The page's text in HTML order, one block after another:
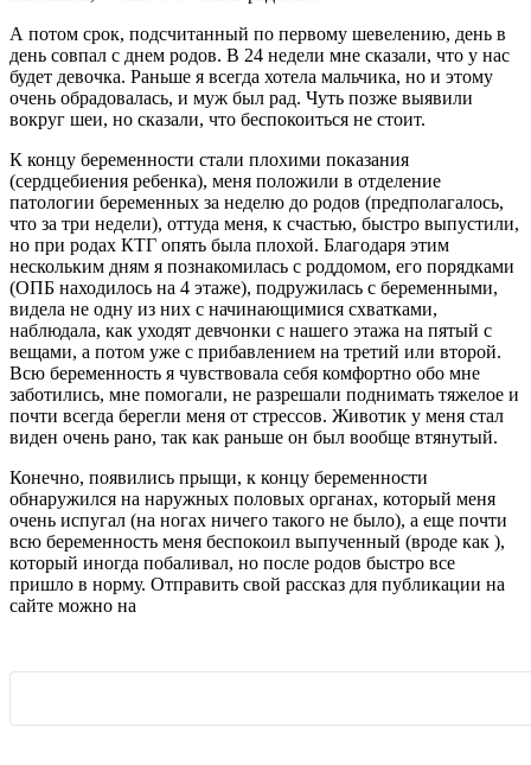
А потом срок, подсчитанный по первому шевелению, день в
день совпал с днем родов. В 24 недели мне сказали, что у нас
будет девочка. Раньше я всегда хотела мальчика, но и этому
очень обрадовалась, и муж был рад. Чуть позже выявили
вокруг шеи, но сказали, что беспокоиться не стоит.
К концу беременности стали плохими показания
(сердцебиения ребенка), меня положили в отделение
патологии беременных за неделю до родов (предполагалось,
что за три недели), оттуда меня, к счастью, быстро выпустили,
но при родах КТГ опять была плохой. Благодаря этим
нескольким дням я познакомилась с роддомом, его порядками
(ОПБ находилось на 4 этаже), подружилась с беременными,
видела не одну из них с начинающимися схватками,
наблюдала, как уходят девчонки с нашего этажа на пятый с
вещами, а потом уже с прибавлением на третий или второй.
Всю беременность я чувствовала себя комфортно обо мне
заботились, мне помогали, не разрешали поднимать тяжелое и
почти всегда берегли меня от стрессов. Животик у меня стал
виден очень рано, так как раньше он был вообще втянутый.
Конечно, появились прыщи, к концу беременности
обнаружился на наружных половых органах, который меня
очень испугал (на ногах ничего такого не было), а еще почти
всю беременность меня беспокоил выпученный (вроде как ),
который иногда побаливал, но после родов быстро все
пришло в норму. Отправить свой рассказ для публикации на
сайте можно на